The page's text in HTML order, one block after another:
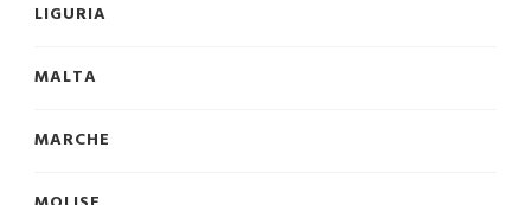
LIGURIA
MALTA
MARCHE